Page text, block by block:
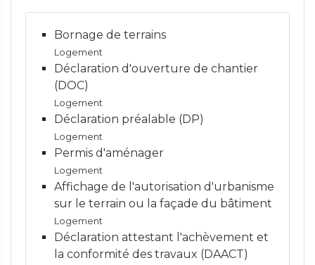
Bornage de terrains
Logement
Déclaration d'ouverture de chantier
(DOC)
Logement
Déclaration préalable (DP)
Logement
Permis d'aménager
Logement
Affichage de l'autorisation d'urbanisme
sur le terrain ou la façade du bâtiment
Logement
Déclaration attestant l'achèvement et
la conformité des travaux (DAACT)